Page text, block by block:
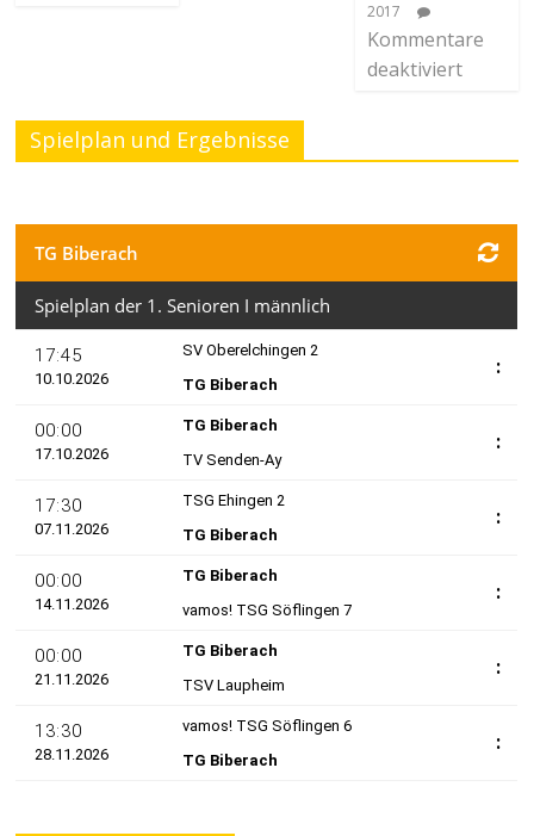
2017
Kommentare
deaktiviert
Spielplan und Ergebnisse